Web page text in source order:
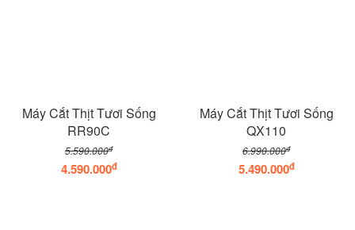
Máy Cắt Thịt Tươi Sống
RR90C
5.590.000đ
4.590.000đ
Máy Cắt Thịt Tươi Sống
QX110
6.990.000đ
5.490.000đ